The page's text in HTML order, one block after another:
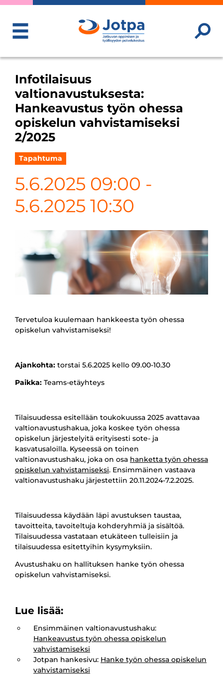
ToggleMenu
Infotilaisuus
valtionavustuksesta:
Hankeavustus työn ohessa
opiskelun vahvistamiseksi
2/2025
Tapahtuma
5.6.2025 09:00 -
5.6.2025 10:30
Tervetuloa kuulemaan hankkeesta työn ohessa
opiskelun vahvistamiseksi!
Ajankohta: torstai 5.6.2025 kello 09.00-10.30
Paikka: Teams-etäyhteys
Tilaisuudessa esitellään toukokuussa 2025 avattavaa
valtionavustushakua, joka koskee työn ohessa
opiskelun järjestelyitä erityisesti sote- ja
kasvatusaloilla. Kyseessä on toinen
valtionavustushaku, joka on osa hanketta työn ohessa
opiskelun vahvistamiseksi. Ensimmäinen vastaava
valtionavustushaku järjestettiin 20.11.2024-7.2.2025.
Tilaisuudessa käydään läpi avustuksen taustaa,
tavoitteita, tavoiteltuja kohderyhmiä ja sisältöä.
Tilaisuudessa vastataan etukäteen tulleisiin ja
tilaisuudessa esitettyihin kysymyksiin.
Avustushaku on hallituksen hanke työn ohessa
opiskelun vahvistamiseksi.
Lue lisää:
Ensimmäinen valtionavustushaku:
Hankeavustus työn ohessa opiskelun
vahvistamiseksi
Jotpan hankesivu: Hanke työn ohessa opiskelun
vahvistamiseksi